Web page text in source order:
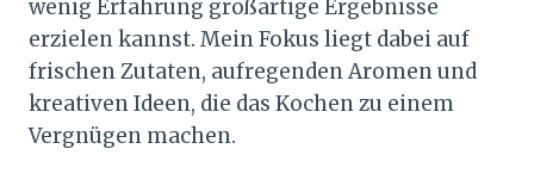
wenig Erfahrung großartige Ergebnisse
erzielen kannst. Mein Fokus liegt dabei auf
frischen Zutaten, aufregenden Aromen und
kreativen Ideen, die das Kochen zu einem
Vergnügen machen.